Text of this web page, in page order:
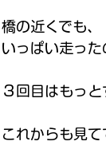
橋の近くでも、
いっぱい走った
３回目はもっ
これからも見て